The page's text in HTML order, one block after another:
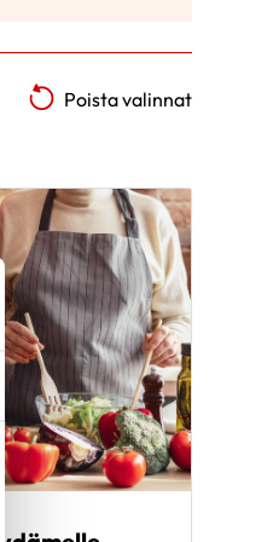
Poista valinnat